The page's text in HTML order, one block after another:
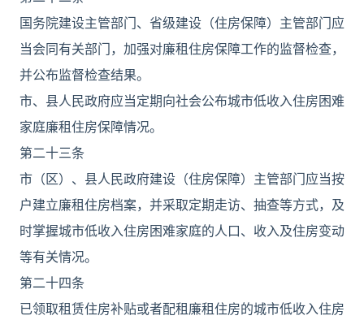
国务院建设主管部门、省级建设（住房保障）主管部门应
当会同有关部门，加强对廉租住房保障工作的监督检查，
并公布监督检查结果。
市、县人民政府应当定期向社会公布城市低收入住房困难
家庭廉租住房保障情况。
第二十三条
市（区）、县人民政府建设（住房保障）主管部门应当按
户建立廉租住房档案，并采取定期走访、抽查等方式，及
时掌握城市低收入住房困难家庭的人口、收入及住房变动
等有关情况。
第二十四条
已领取租赁住房补贴或者配租廉租住房的城市低收入住房